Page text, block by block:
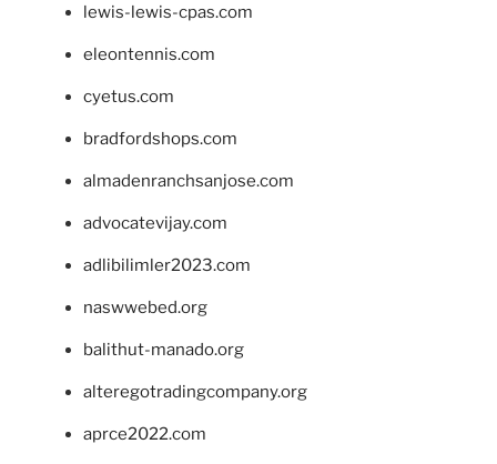
lewis-lewis-cpas.com
eleontennis.com
cyetus.com
bradfordshops.com
almadenranchsanjose.com
advocatevijay.com
adlibilimler2023.com
naswwebed.org
balithut-manado.org
alteregotradingcompany.org
aprce2022.com